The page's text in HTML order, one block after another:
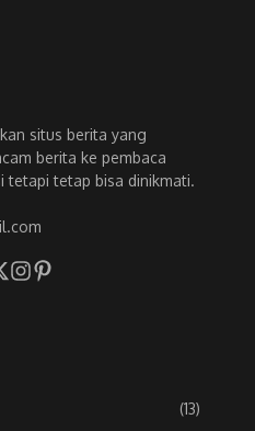
situs berita yang
berita ke pembaca
tetapi tetap bisa dinikmati.
(13)